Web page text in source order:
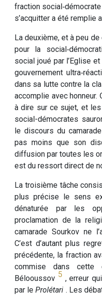
fraction
s’acquitter a été remplie
La deuxième, et à peu
pour la
social joué par l’Eglise
gouvernement
dans sa lutte contre la
accomplie avec honneur.
à dire sur ce sujet, et
social­-démocrates
le discours du
pas moins que son
diffusion par toutes les
est du ressort direct de
La troisième tâche
plus précise le sens
dénaturée par les
proclamation de la
camarade Sourkov ne
C’est d’autant plus
précédente, la fraction
commise dans cette
Bélooussov 5 , erreur
par leProlétari . Les